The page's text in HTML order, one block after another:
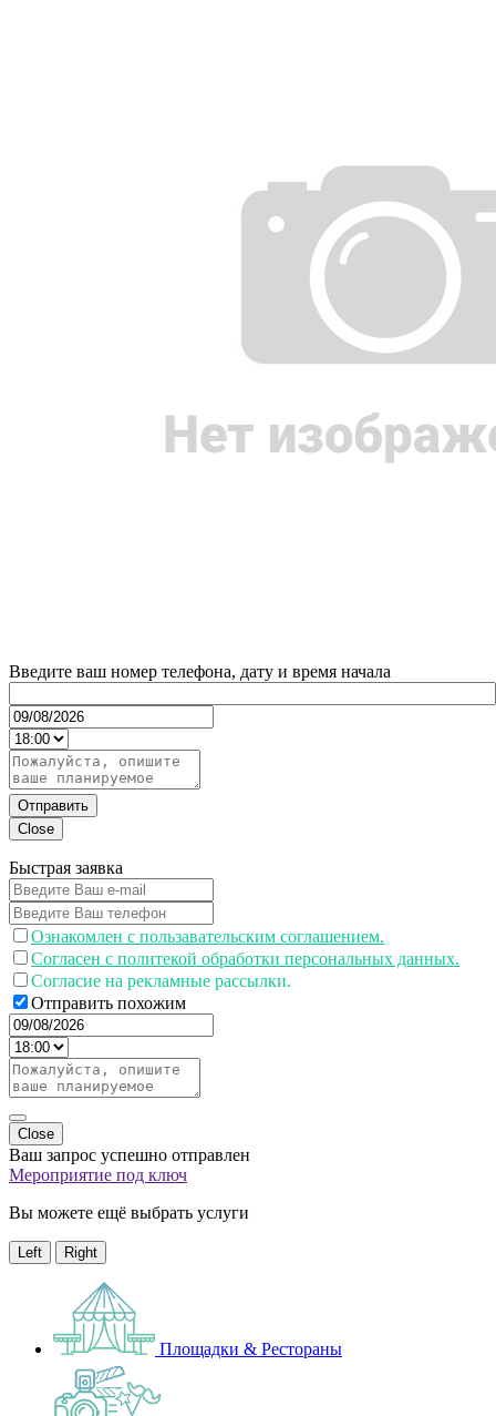
Введите ваш номер телефона, дату и время начала
Отправить
Close
Быстрая заявка
Ознакомлен с пользавательским соглашением.
Согласен с политекой обработки персональных данных.
Согласие на рекламные рассылки.
Отправить похожим
Close
Ваш запрос успешно отправлен
Мероприятие под ключ
Вы можете ещё выбрать услуги
Left Right
Площадки & Рестораны